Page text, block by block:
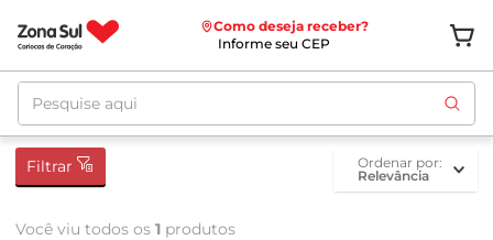
Como deseja receber?
Informe seu CEP
Pesquise aqui
Filtrar
ordenar por
Relevância
Você viu todos os 1 produtos